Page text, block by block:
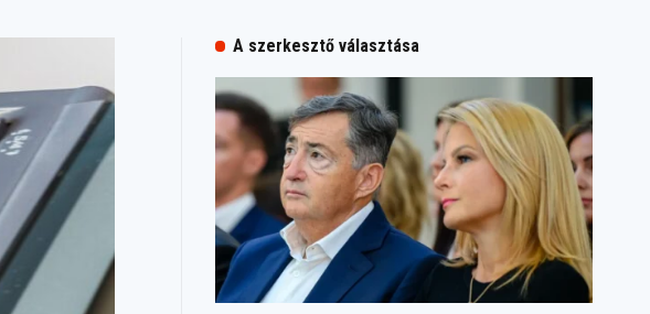
A szerkesztő választása